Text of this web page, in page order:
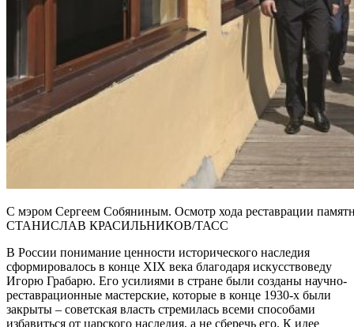
С мэром Сергеем Собяниным. Осмотр хода реставрации
СТАНИСЛАВ КРАСИЛЬНИКОВ/ТАСС
В России понимание ценности исторического наследия
сформировалось в конце XIX века благодаря искусствоведу
Игорю Грабарю. Его усилиями в стране были созданы научно-
реставрационные мастерские, которые в конце 1930-х были
закрыты – советская власть стремилась всеми способами
избавиться от царского наследия, а не сберечь его. К идее